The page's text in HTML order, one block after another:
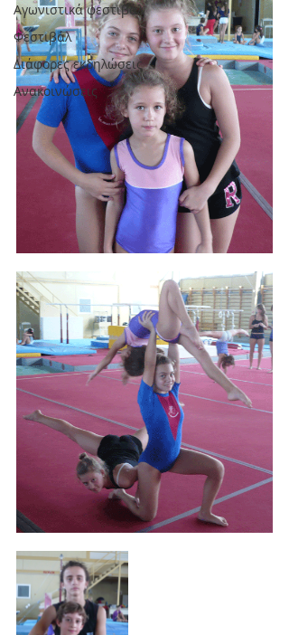
Αγωνιστικά φεστιβάλ
Φεστιβάλ
Διάφορες εκδηλώσεις
Ανακοινώσεις